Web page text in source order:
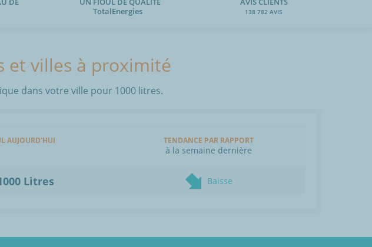
TotalEnergies
138 782 AVIS
et villes à proximité
dans votre ville pour 1000 litres.
AUJOURD'HUI TENDANCE PAR RAPPORT
à la semaine dernière
Litres Baisse